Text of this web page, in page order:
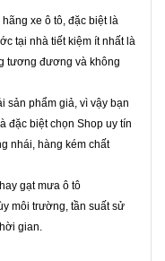
xe ô tô, đặc biệt là
tại nhà tiết kiệm ít nhất là
tương đương và không
sản phẩm giả, vì vậy bạn
đặc biệt chọn Shop uy tín
nhái, hàng kém chất
gạt mưa ô tô
môi trường, tần suất sử
gian.